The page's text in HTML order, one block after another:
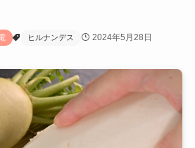
ヒルナンデス 2024年5月28日